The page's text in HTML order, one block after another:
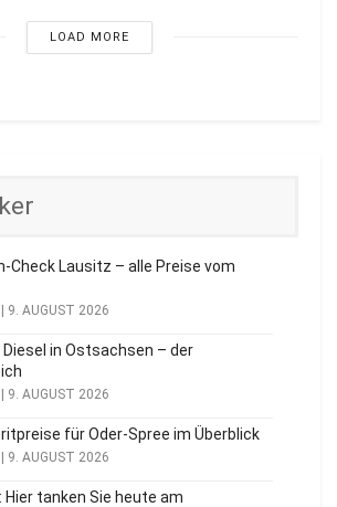
LOAD MORE
Check Lausitz – alle Preise vom
9. AUGUST 2026
Diesel in Ostsachsen – der
9. AUGUST 2026
für Oder-Spree im Überblick
9. AUGUST 2026
Hier tanken Sie heute am